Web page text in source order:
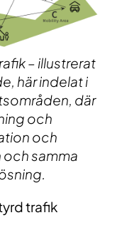
– illustrerat
här indelat i
där
och
och
och samma
trafik